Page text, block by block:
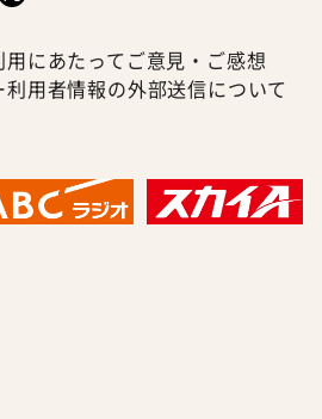
にあたって ご意見・ご感想
利用者情報の外部送信について